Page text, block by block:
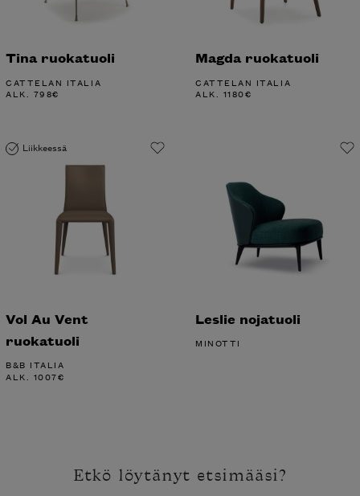
Tina ruokatuoli
CATTELAN ITALIA
ALK. 798€
Magda ruokatuoli
CATTELAN ITALIA
ALK. 1180€
Liikkeessä
Vol Au Vent
ruokatuoli
B&B ITALIA
ALK. 1007€
Leslie nojatuoli
MINOTTI
Etkö löytänyt etsimääsi?